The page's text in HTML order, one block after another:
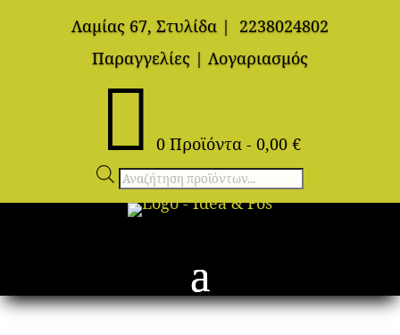
Λαμίας 67, Στυλίδα |
2238024802
Παραγγελίες | Λογαριασμός
 0 Προϊόντα - 0,00 €
Αναζήτηση
προϊόντων